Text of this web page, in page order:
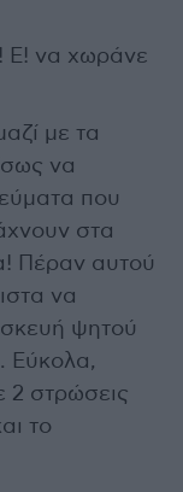
Ε! να χωράνε
με τα
να
που
στα
Πέραν αυτού
να
ψητού
Εύκολα,
στρώσεις
το